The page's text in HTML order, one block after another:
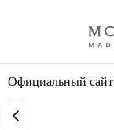
Официальный